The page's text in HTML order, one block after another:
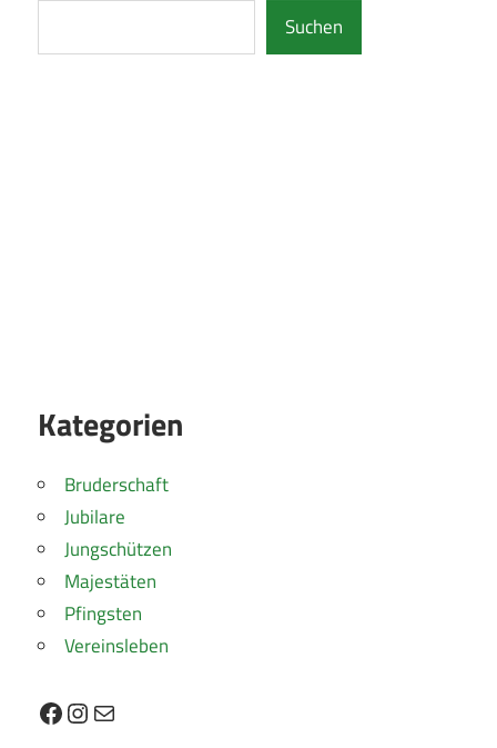
Suchen
Kategorien
Bruderschaft
Jubilare
Jungschützen
Majestäten
Pfingsten
Vereinsleben
Facebook
Instagram
E-Mail